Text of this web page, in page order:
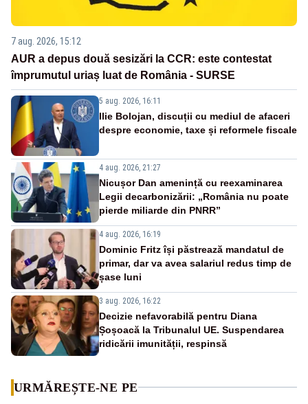
7 aug. 2026, 15:12
AUR a depus două sesizări la CCR: este contestat
împrumutul uriaș luat de România - SURSE
5 aug. 2026, 16:11
Ilie Bolojan, discuții cu mediul de afaceri
despre economie, taxe și reformele fiscale
4 aug. 2026, 21:27
Nicușor Dan amenință cu reexaminarea
Legii decarbonizării: „România nu poate
pierde miliarde din PNRR”
4 aug. 2026, 16:19
Dominic Fritz își păstrează mandatul de
primar, dar va avea salariul redus timp de
șase luni
3 aug. 2026, 16:22
Decizie nefavorabilă pentru Diana
Șoșoacă la Tribunalul UE. Suspendarea
ridicării imunității, respinsă
URMĂREȘTE-NE PE